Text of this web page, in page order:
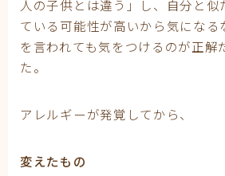
人の子供とは違う」し、自分と似
ている可能性が高いから気になる
を言われても気をつけるのが正解
た。
アレルギーが発覚してから、
変えたもの